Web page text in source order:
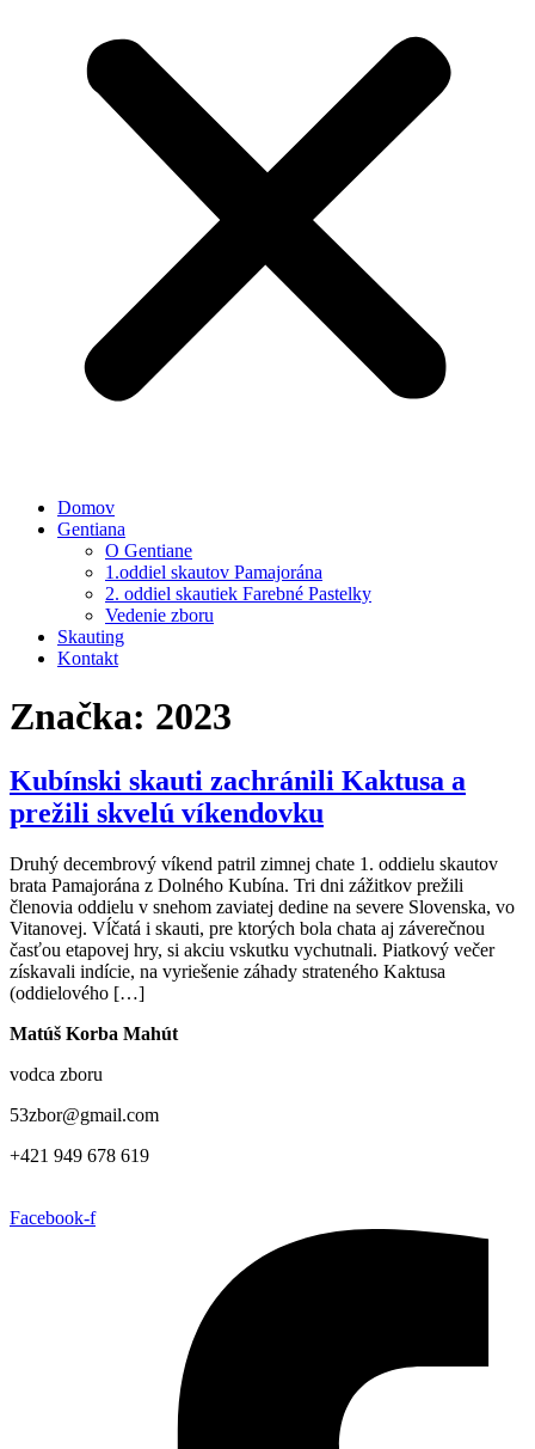
Domov
Gentiana
O Gentiane
1.oddiel skautov Pamajorána
2. oddiel skautiek Farebné Pastelky
Vedenie zboru
Skauting
Kontakt
Značka: 2023
Kubínski skauti zachránili Kaktusa a
prežili skvelú víkendovku
Druhý decembrový víkend patril zimnej chate 1. oddielu skautov
brata Pamajorána z Dolného Kubína. Tri dni zážitkov prežili
členovia oddielu v snehom zaviatej dedine na severe Slovenska, vo
Vitanovej. Vĺčatá i skauti, pre ktorých bola chata aj záverečnou
časťou etapovej hry, si akciu vskutku vychutnali. Piatkový večer
získavali indície, na vyriešenie záhady strateného Kaktusa
(oddielového […]
Matúš Korba Mahút
vodca zboru
53zbor@gmail.com
+421 949 678 619
Facebook-f